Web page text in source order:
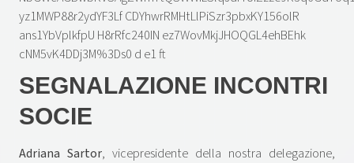
SEGNALAZIONE INCONTRI
SOCIE
Adriana Sartor, vicepresidente della nostra delegazione,